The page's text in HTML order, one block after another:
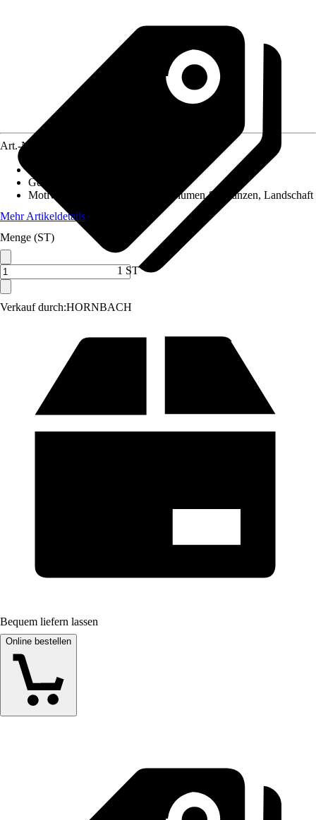
Verkauf durch:HORNBACH
Art.-Nr.
Gewicht
Motivkategorie
Berge & Seen, Blumen & Pflanzen, Landschaft
Mehr Artikeldetails
Menge (ST)
1 ST
Bequem liefern lassen
Online bestellen